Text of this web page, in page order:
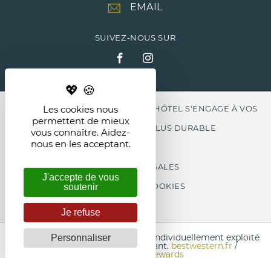
EMAIL
SUIVEZ-NOUS SUR
LABEL CLEF VERTE , LE T'AIM HÔTEL S'ENGAGE À VOS
CÔTÉS POUR UN MONDE PLUS DURABLE
MENTIONS LÉGALES
GESTION DES COOKIES
Chaque hôtel Best Western est individuellement exploité
par un propriétaire indépendant. bestwestern.fr /
Best Western Rewards
Les cookies nous
permettent de mieux
vous connaître. Aidez-
nous en les acceptant.
J'accepte de vous
soutenir
Je refuse
Personnaliser